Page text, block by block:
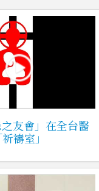
友會」在全台醫
禱室」